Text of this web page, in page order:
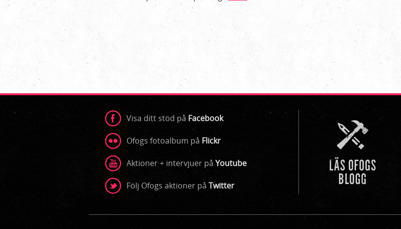
Visa ditt stöd på Facebook
Ofogs fotoalbum på Flickr
Aktioner + intervjuer på Youtube
Följ Ofogs aktioner på Twitter